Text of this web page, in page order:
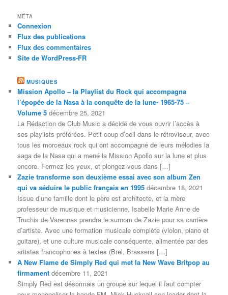
MÉTA
Connexion
Flux des publications
Flux des commentaires
Site de WordPress-FR
MUSIQUES
Mission Apollo – la Playlist du Rock qui accompagna
l’épopée de la Nasa à la conquête de la lune- 1965-75 –
Volume 5 décembre 25, 2021
La Rédaction de Club Music a décidé de vous ouvrir l’accès à
ses playlists préférées. Petit coup d’oeil dans le rétroviseur, avec
tous les morceaux rock qui ont accompagné de leurs mélodies la
saga de la Nasa qui a mené la Mission Apollo sur la lune et plus
encore. Fermez les yeux, et plongez-vous dans […]
Zazie transforme son deuxième essai avec son album Zen
qui va séduire le public français en 1995 décembre 18, 2021
Issue d’une famille dont le père est architecte, et la mère
professeur de musique et musicienne, Isabelle Marie Anne de
Truchis de Varennes prendra le surnom de Zazie pour sa carrière
d’artiste. Avec une formation musicale complète (violon, piano et
guitare), et une culture musicale conséquente, alimentée par des
artistes francophones à textes (Brel, Brassens […]
A New Flame de Simply Red qui met la New Wave Britpop au
firmament décembre 11, 2021
Simply Red est désormais un groupe sur lequel il faut compter